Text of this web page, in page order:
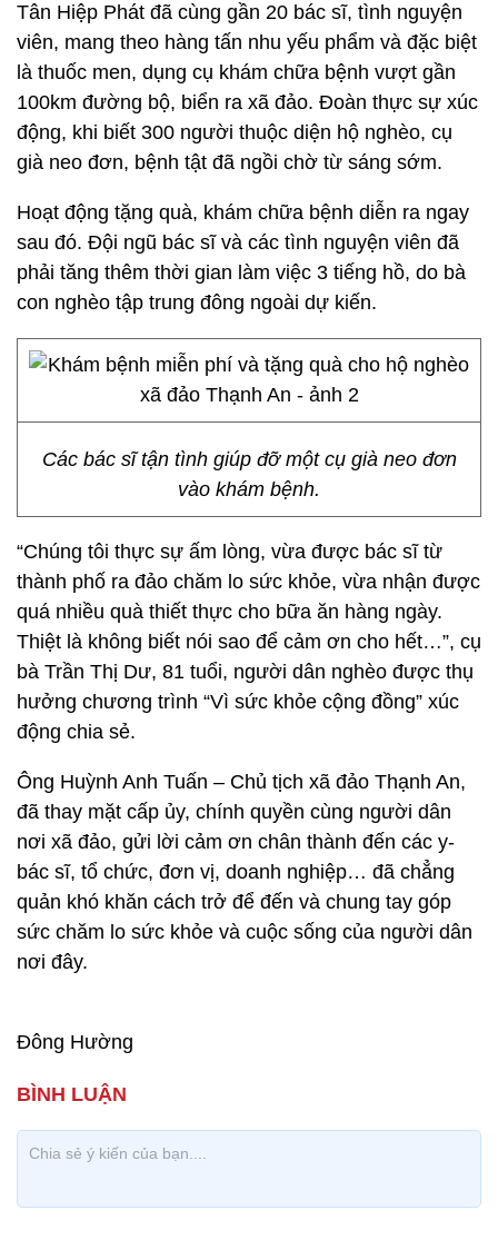
Tân Hiệp Phát đã cùng gần 20 bác sĩ, tình nguyện
viên, mang theo hàng tấn nhu yếu phẩm và đặc biệt
là thuốc men, dụng cụ khám chữa bệnh vượt gần
100km đường bộ, biển ra xã đảo. Đoàn thực sự xúc
động, khi biết 300 người thuộc diện hộ nghèo, cụ
già neo đơn, bệnh tật đã ngồi chờ từ sáng sớm.
Hoạt động tặng quà, khám chữa bệnh diễn ra ngay
sau đó. Đội ngũ bác sĩ và các tình nguyện viên đã
phải tăng thêm thời gian làm việc 3 tiếng hồ, do bà
con nghèo tập trung đông ngoài dự kiến.
Các bác sĩ tận tình giúp đỡ một cụ già neo đơn
vào khám bệnh.
“Chúng tôi thực sự ấm lòng, vừa được bác sĩ từ
thành phố ra đảo chăm lo sức khỏe, vừa nhận được
quá nhiều quà thiết thực cho bữa ăn hàng ngày.
Thiệt là không biết nói sao để cảm ơn cho hết…”, cụ
bà Trần Thị Dư, 81 tuổi, người dân nghèo được thụ
hưởng chương trình “Vì sức khỏe cộng đồng” xúc
động chia sẻ.
Ông Huỳnh Anh Tuấn – Chủ tịch xã đảo Thạnh An,
đã thay mặt cấp ủy, chính quyền cùng người dân
nơi xã đảo, gửi lời cảm ơn chân thành đến các y-
bác sĩ, tổ chức, đơn vị, doanh nghiệp… đã chẳng
quản khó khăn cách trở để đến và chung tay góp
sức chăm lo sức khỏe và cuộc sống của người dân
nơi đây.
Đông Hường